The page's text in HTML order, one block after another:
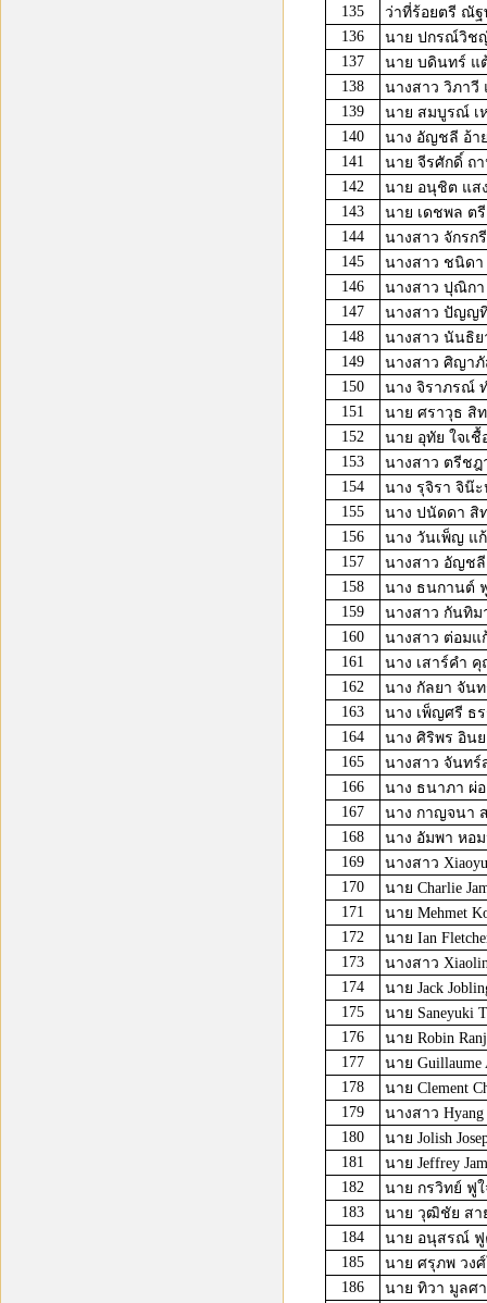
135
ว่าที่ร้อยตรี ณัฐ
136
นาย ปกรณ์วิช
137
นาย บดินทร์ แ
138
นางสาว วิภาวี
139
นาย สมบูรณ์ เ
140
นาง อัญชลี อ้า
141
นาย จีรศักดิ์ ถ
142
นาย อนุชิต แส
143
นาย เดชพล ต
144
นางสาว จักรก
145
นางสาว ชนิด
146
นางสาว ปุณิก
147
นางสาว ปัญญ
148
นางสาว นันธิ
149
นางสาว ศิญา
150
นาง จิราภรณ์
151
นาย ศราวุธ สิ
152
นาย อุทัย ใจเชื้
153
นางสาว ตรีชฎ
154
นาง รุจิรา จิน๊
155
นาง ปนัดดา สิ
156
นาง วันเพ็ญ แ
157
นางสาว อัญชลี
158
นาง ธนกานต์
159
นางสาว กันทิม
160
นางสาว ต่อมแ
161
นาง เสาร์คำ
162
นาง กัลยา จัน
163
นาง เพ็ญศรี ธ
164
นาง ศิริพร อิน
165
นางสาว จันทร์
166
นาง ธนาภา ผ่
167
นาง กาญจนา
168
นาง อัมพา หอ
169
นางสาว
170
นาย Charlie
171
นาย Mehmet
172
นาย Ian
173
นางสาว
174
นาย Jack
175
นาย Saneyuki
176
นาย Robin
177
นาย Guillaume
178
นาย Clement
179
นางสาว
180
นาย Jolish
181
นาย Jeffrey
182
นาย กรวิทย์ ฟูใ
183
นาย วุฒิชัย สา
184
นาย อนุสรณ์ ฟู
185
นาย ศรุภพ วง
186
นาย ทิวา มูลศ